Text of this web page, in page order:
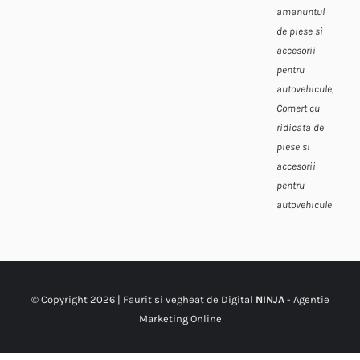
amanuntul
de piese si
accesorii
pentru
autovehicule,
Comert cu
ridicata de
piese si
accesorii
pentru
autovehicule
© Copyright 2026 | Faurit si vegheat de Digital NINJA- Agentie
Marketing Online